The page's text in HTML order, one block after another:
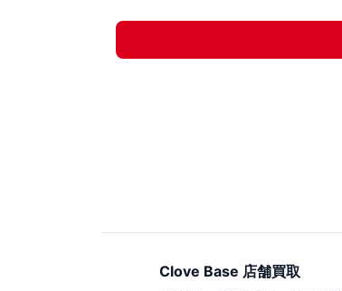
Clove Base 店舗買取